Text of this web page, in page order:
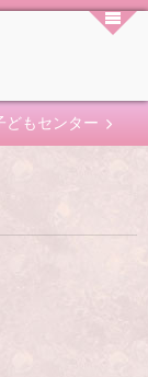
どもセンター